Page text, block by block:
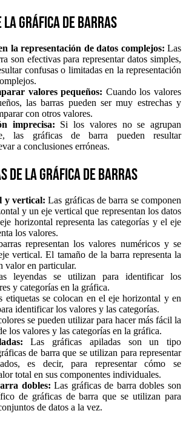
la gráfica de barras
la representación de datos complejos: Las
son efectivas para representar datos simples,
confusas o limitadas en la representación
valores pequeños: Cuando los valores
las barras pueden ser muy estrechas y
con otros valores.
imprecisa: Si los valores no se agrupan
las gráficas de barra pueden resultar
a conclusiones erróneas.
de la gráfica de barras
y vertical: Las gráficas de barra se componen
y un eje vertical que representan los datos
horizontal representa las categorías y el eje
los valores.
representan los valores numéricos y se
vertical. El tamaño de la barra representa la
valor en particular.
leyendas se utilizan para identificar los
y categorías en la gráfica.
etiquetas se colocan en el eje horizontal y en
identificar los valores y las categorías.
se pueden utilizar para hacer más fácil la
los valores y las categorías en la gráfica.
Las gráficas apiladas son un tipo
de barra que se utilizan para representar
es decir, para representar cómo se
total en sus componentes individuales.
dobles: Las gráficas de barra dobles son
de gráficas de barra que se utilizan para
de datos a la vez.